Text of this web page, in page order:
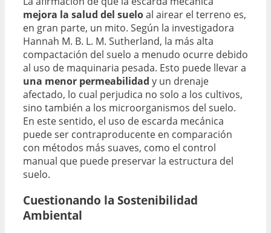
mejora la salud del sueloal airear el terreno es,
en gran parte, un mito. Según la investigadora
Hannah M. B. L. M. Sutherland, la más alta
compactación del suelo a menudo ocurre debido
al uso de maquinaria pesada. Esto puede llevar a
una menor permeabilidad y un drenaje
afectado, lo cual perjudica no solo a los cultivos,
sino también a los microorganismos del suelo.
En este sentido, el uso de escarda mecánica
puede ser contraproducente en comparación
con métodos más suaves, como el control
manual que puede preservar la estructura del
suelo.
Cuestionando la Sostenibilidad
Ambiental